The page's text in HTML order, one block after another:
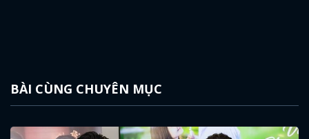
BÀI CÙNG CHUYÊN MỤC